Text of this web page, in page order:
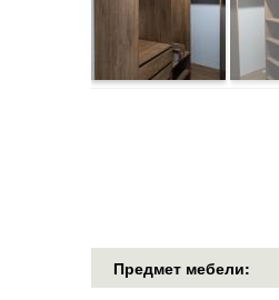
Предмет мебели: